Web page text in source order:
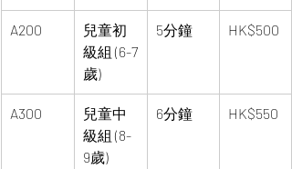
A200
兒童初
級組 (6-7
歲)
5分鐘 HK$500
A300
兒童中
級組 (8-
9歲)
6分鐘 HK$550